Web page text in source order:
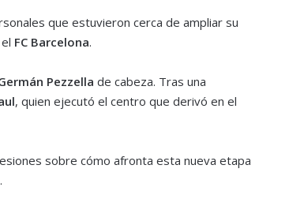
que estuvieron cerca de ampliar su
FC Barcelona.
Pezzella de cabeza. Tras una
, quien ejecutó el centro que derivó en el
sobre cómo afronta esta nueva etapa
.